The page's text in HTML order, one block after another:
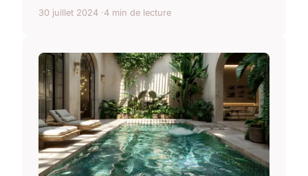
30 juillet 2024 4 min de lecture